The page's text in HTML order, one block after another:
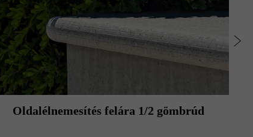
Oldalélnemesítés felára 1/2 gömbrúd